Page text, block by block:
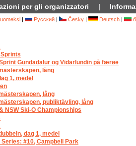
per gli organizzatori |
| Русский | Česky | Deutsch |
Gundadalur og Vidarlundin på færøe
lång
1, medel
lång
publiktävling, lång
NSW Ski-O Championships
dag 1, medel
Series: #10, Campbell Park